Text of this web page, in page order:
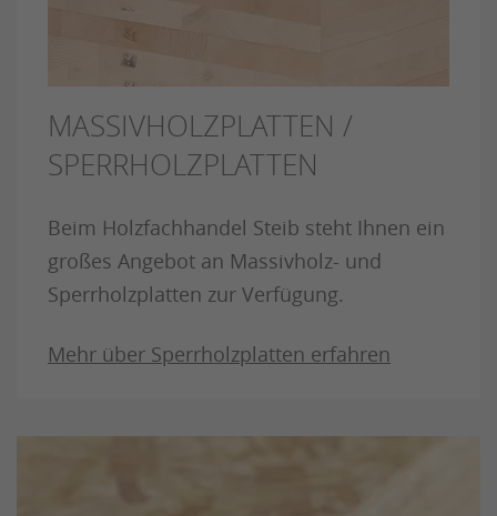
MASSIVHOLZPLATTEN /
SPERRHOLZPLATTEN
Beim Holzfachhandel Steib steht Ihnen ein
großes Angebot an Massivholz- und
Sperrholzplatten zur Verfügung.
Mehr über Sperrholzplatten erfahren